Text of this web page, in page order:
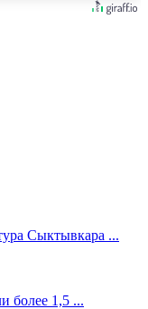
Сыктывкара ...
более 1,5 ...